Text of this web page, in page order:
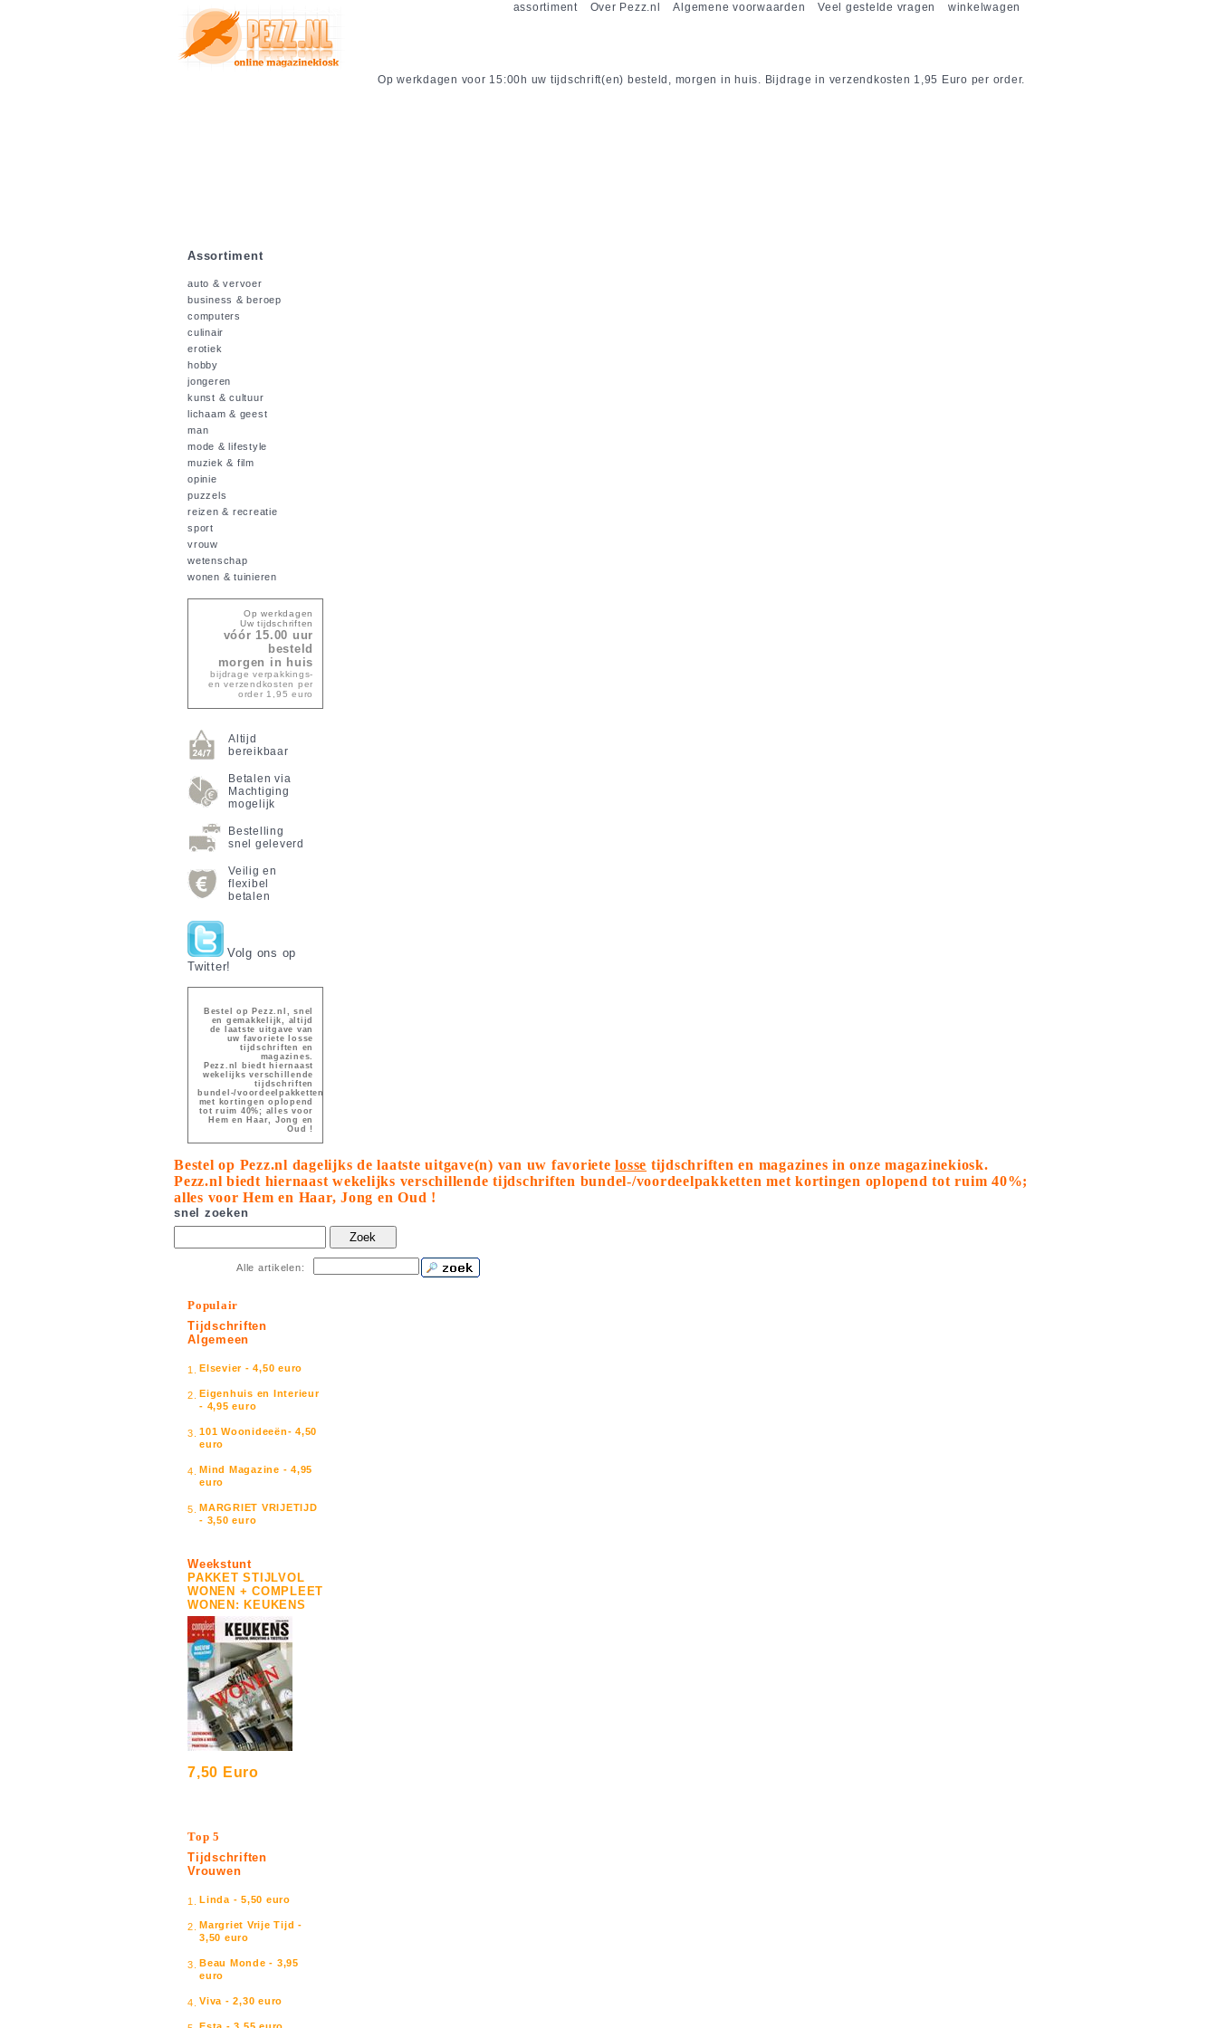
assortiment Over Pezz.nl Algemene voorwaarden Veel gestelde vragen winkelwagen
Op werkdagen voor 15:00h uw tijdschrift(en) besteld, morgen in huis. Bijdrage in verzendkosten 1,95 Euro per order.
Assortiment
auto & vervoer
business & beroep
computers
culinair
erotiek
hobby
jongeren
kunst & cultuur
lichaam & geest
man
mode & lifestyle
muziek & film
opinie
puzzels
reizen & recreatie
sport
vrouw
wetenschap
wonen & tuinieren
Op werkdagen
Uw tijdschriften
vóór 15.00 uur
besteld
morgen in huis
bijdrage verpakkings-
en verzendkosten per
order 1,95 euro
Altijd
bereikbaar
Betalen via
Machtiging
mogelijk
Bestelling
snel geleverd
Veilig en
flexibel
betalen
Volg ons op
Twitter!
Bestel op Pezz.nl, snel
en gemakkelijk, altijd
de laatste uitgave van
uw favoriete losse
tijdschriften en
magazines.
Pezz.nl biedt hiernaast
wekelijks verschillende
tijdschriften
bundel-/voordeelpakketten
met kortingen oplopend
tot ruim 40%; alles voor
Hem en Haar, Jong en
Oud !
Bestel op Pezz.nl dagelijks de laatste uitgave(n) van uw favorietelosse tijdschriften en magazines in onze magazinekiosk.
Pezz.nl biedt hiernaast wekelijks verschillende tijdschriften bundel-/voordeelpakketten met kortingen oplopend tot ruim 40%;
alles voor Hem en Haar, Jong en Oud !
snel zoeken
Zoek
Alle artikelen:
Populair
Tijdschriften
Algemeen
1. Elsevier - 4,50 euro
2. Eigenhuis en Interieur
- 4,95 euro
3. 101 Woonideeën- 4,50
euro
4. Mind Magazine - 4,95
euro
5. MARGRIET VRIJETIJD
- 3,50 euro
Weekstunt
PAKKET STIJLVOL
WONEN + COMPLEET
WONEN: KEUKENS
7,50 Euro
Top 5
Tijdschriften
Vrouwen
1. Linda - 5,50 euro
2. Margriet Vrije Tijd -
3,50 euro
3. Beau Monde - 3,95
euro
4. Viva - 2,30 euro